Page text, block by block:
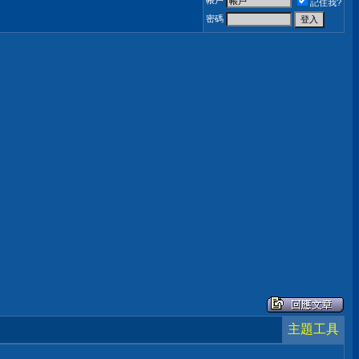
記住我?
密碼
主題工具